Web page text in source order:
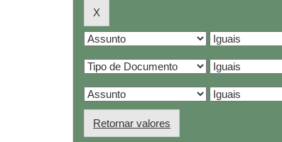
Retornar valores